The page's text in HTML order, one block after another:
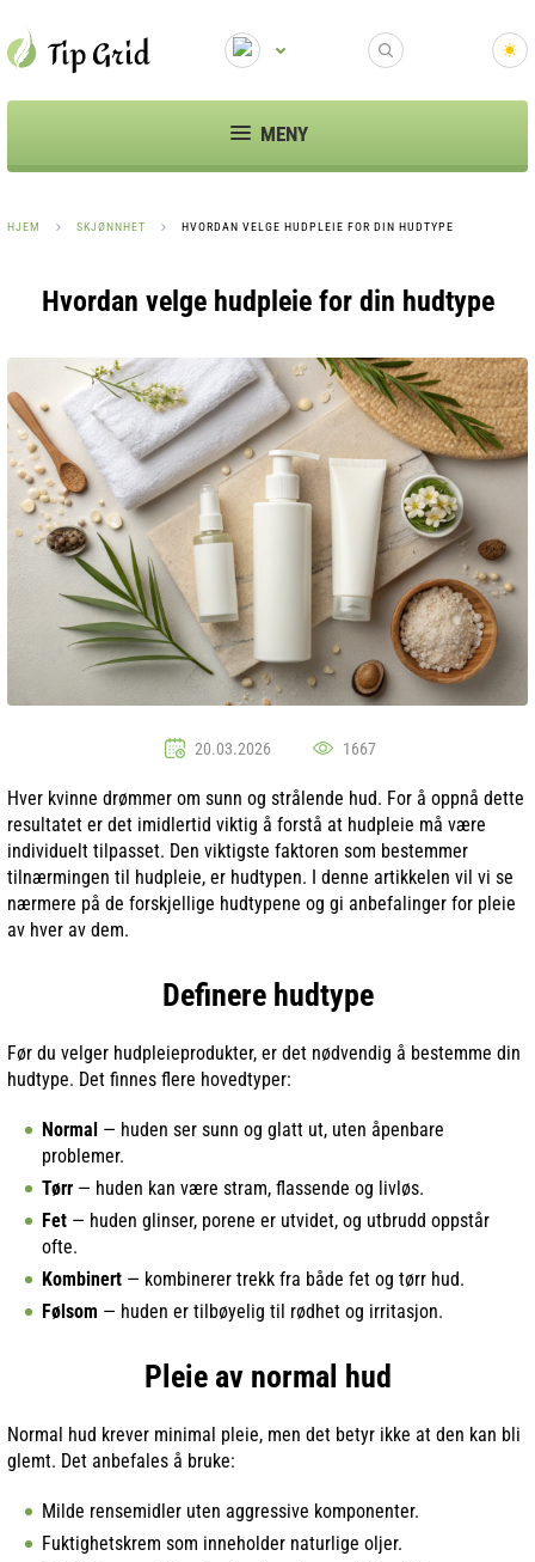
MENY
HJEM SKJØNNHET HVORDAN VELGE HUDPLEIE FOR DIN HUDTYPE
Hvordan velge hudpleie for din hudtype
20.03.2026 1667
Hver kvinne drømmer om sunn og strålende hud. For å oppnå dette
resultatet er det imidlertid viktig å forstå at hudpleie må være
individuelt tilpasset. Den viktigste faktoren som bestemmer
tilnærmingen til hudpleie, er hudtypen. I denne artikkelen vil vi se
nærmere på de forskjellige hudtypene og gi anbefalinger for pleie
av hver av dem.
Definere hudtype
Før du velger hudpleieprodukter, er det nødvendig å bestemme din
hudtype. Det finnes flere hovedtyper:
Normal — huden ser sunn og glatt ut, uten åpenbare
problemer.
Tørr — huden kan være stram, flassende og livløs.
Fet — huden glinser, porene er utvidet, og utbrudd oppstår
ofte.
Kombinert — kombinerer trekk fra både fet og tørr hud.
Følsom — huden er tilbøyelig til rødhet og irritasjon.
Pleie av normal hud
Normal hud krever minimal pleie, men det betyr ikke at den kan bli
glemt. Det anbefales å bruke:
Milde rensemidler uten aggressive komponenter.
Fuktighetskrem som inneholder naturlige oljer.